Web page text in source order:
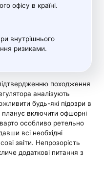
офісу в країні.
внутрішнього
ризиками.
походження
аналізують
будь-які підозри в
планує включити офшорні
особливо ретельно
всі необхідні
звіти. Непрозорість
додаткові питання з